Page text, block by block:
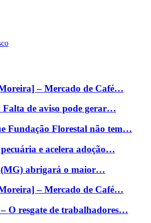
– Mercado de Café…
Falta de aviso pode gerar…
Fundação Florestal não tem…
pecuária e acelera adoção…
(MG) abrigará o maior…
– Mercado de Café…
O resgate de trabalhadores…